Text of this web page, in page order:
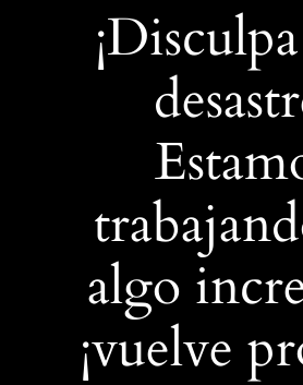
algo
¡vuelve